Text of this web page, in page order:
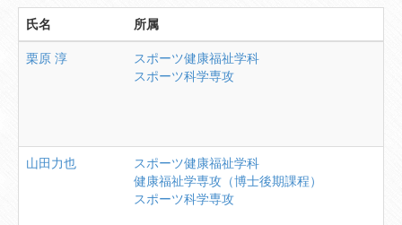
氏名 所属
栗原 淳
スポーツ健康福祉学科
スポーツ科学専攻
山田力也
スポーツ健康福祉学科
健康福祉学専攻（博士後期課程）
スポーツ科学専攻